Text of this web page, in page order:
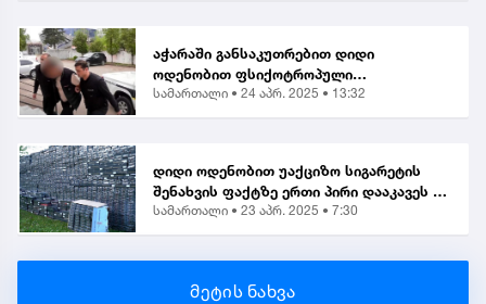
აჭარაში განსაკუთრებით დიდი
ოდენობით ფსიქოტროპული
ნივთიერების შეძენა-შენახვისა და
სამართალი • 24 აპრ. 2025 • 13:32
დიდი ოდენობით უაქციზო სიგარეტის
შენახვის ფაქტზე ერთი პირი დააკავეს |
საგამოძიებო
სამართალი • 23 აპრ. 2025 • 7:30
მეტის ნახვა